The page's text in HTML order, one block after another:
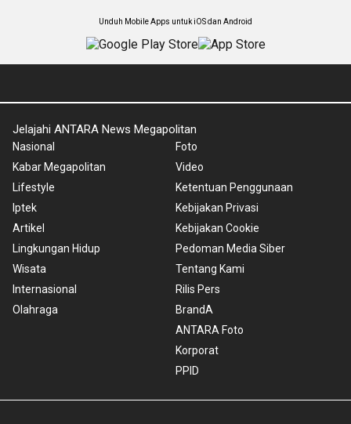
Unduh Mobile Apps untuk iOS dan Android
Jelajahi ANTARA News Megapolitan
Nasional
Kabar Megapolitan
Lifestyle
Iptek
Artikel
Lingkungan Hidup
Wisata
Internasional
Olahraga
Foto
Video
Ketentuan Penggunaan
Kebijakan Privasi
Kebijakan Cookie
Pedoman Media Siber
Tentang Kami
Rilis Pers
BrandA
ANTARA Foto
Korporat
PPID